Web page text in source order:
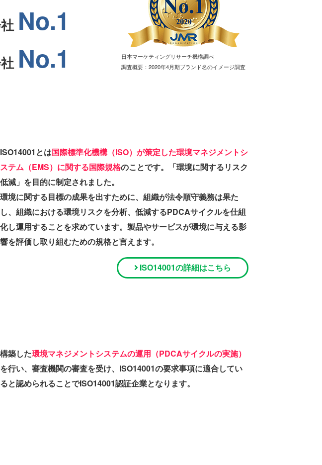
No.1
No.1
日本マーケティングリサーチ機構調べ
調査概要：2020年4月期ブランド名のイメージ調査
ISO14001とは国際標準化機構（ISO）が策定した環境マネジメントシ
ステム（EMS）に関する国際規格のことです。「環境に関するリスク
低減」を目的に制定されました。
環境に関する目標の成果を出すために、組織が法令順守義務は果た
し、組織における環境リスクを分析、低減するPDCAサイクルを仕組
化し運用することを求めています。製品やサービスが環境に与える影
響を評価し取り組むための規格と言えます。
ISO14001の詳細はこちら
構築した環境マネジメントシステムの運用（PDCAサイクルの実施）
を行い、審査機関の審査を受け、ISO14001の要求事項に適合してい
ると認められることでISO14001認証企業となります。